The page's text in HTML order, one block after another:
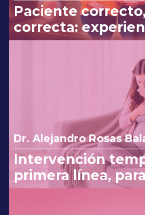
Paciente
correcta:
Myo y D-Chiro-
Dr. Alejandro Rosas
Intervención
primera línea,
eficaz en